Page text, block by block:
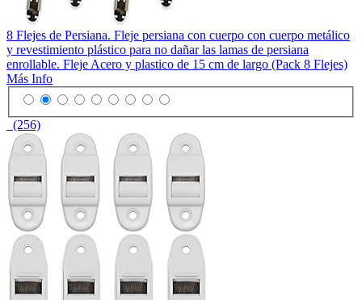
8 Flejes de Persiana. Fleje persiana con cuerpo con cuerpo metálico
y revestimiento plástico para no dañar las lamas de persiana
enrollable. Fleje Acero y plastico de 15 cm de largo (Pack 8 Flejes)
Más Info
(256)